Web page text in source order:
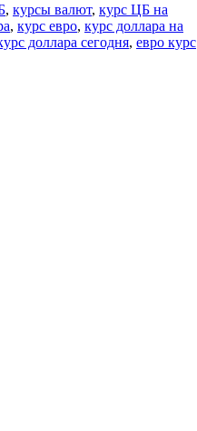
, курсы валют, курс ЦБ на
, курс евро, курс доллара на
доллара сегодня, евро курс